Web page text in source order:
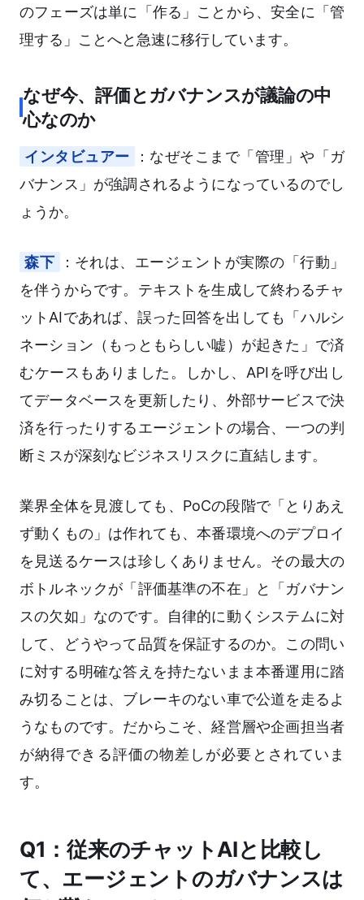
のフェーズは単に「作る」ことから、安全に「管
理する」ことへと急速に移行しています。
なぜ今、評価とガバナンスが議論の中
心なのか
インタビュアー
：なぜそこまで「管理」や「ガ
バナンス」が強調されるようになっているのでし
ょうか。
森下
：それは、エージェントが実際の「行動」
を伴うからです。テキストを生成して終わるチャ
ットAIであれば、誤った回答を出しても「ハルシ
ネーション（もっともらしい嘘）が起きた」で済
むケースもありました。しかし、APIを呼び出し
てデータベースを更新したり、外部サービスで決
済を行ったりするエージェントの場合、一つの判
断ミスが深刻なビジネスリスクに直結します。
業界全体を見渡しても、PoCの段階で「とりあえ
ず動くもの」は作れても、本番環境へのデプロイ
を見送るケースは珍しくありません。その最大の
ボトルネックが「評価基準の不在」と「ガバナン
スの欠如」なのです。自律的に動くシステムに対
して、どうやって品質を保証するのか。この問い
に対する明確な答えを持たないまま本番運用に踏
み切ることは、ブレーキのない車で公道を走るよ
うなものです。だからこそ、経営層や企画担当者
が納得できる評価の物差しが必要とされていま
す。
Q1：従来のチャットAIと比較し
て、エージェントのガバナンスは